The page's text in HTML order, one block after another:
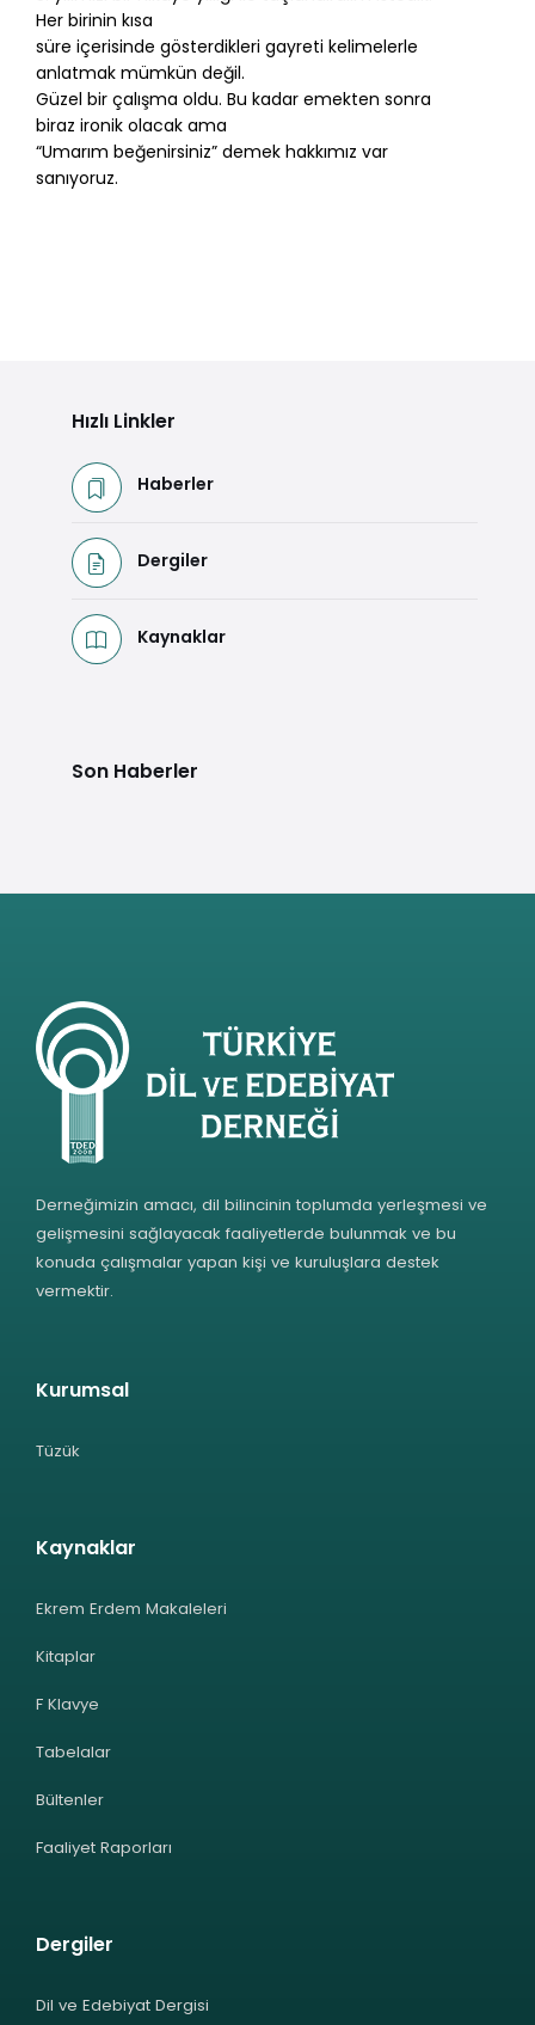
Her birinin kısa
süre içerisinde gösterdikleri gayreti kelimelerle
anlatmak mümkün değil.
Güzel bir çalışma oldu. Bu kadar emekten sonra
biraz ironik olacak ama
“Umarım beğenirsiniz” demek hakkımız var
sanıyoruz.
Hızlı Linkler
Haberler
Dergiler
Kaynaklar
Son Haberler
Derneğimizin amacı, dil bilincinin toplumda yerleşmesi ve
gelişmesini sağlayacak faaliyetlerde bulunmak ve bu
konuda çalışmalar yapan kişi ve kuruluşlara destek
vermektir.
Kurumsal
Tüzük
Kaynaklar
Ekrem Erdem Makaleleri
Kitaplar
F Klavye
Tabelalar
Bültenler
Faaliyet Raporları
Dergiler
Dil ve Edebiyat Dergisi